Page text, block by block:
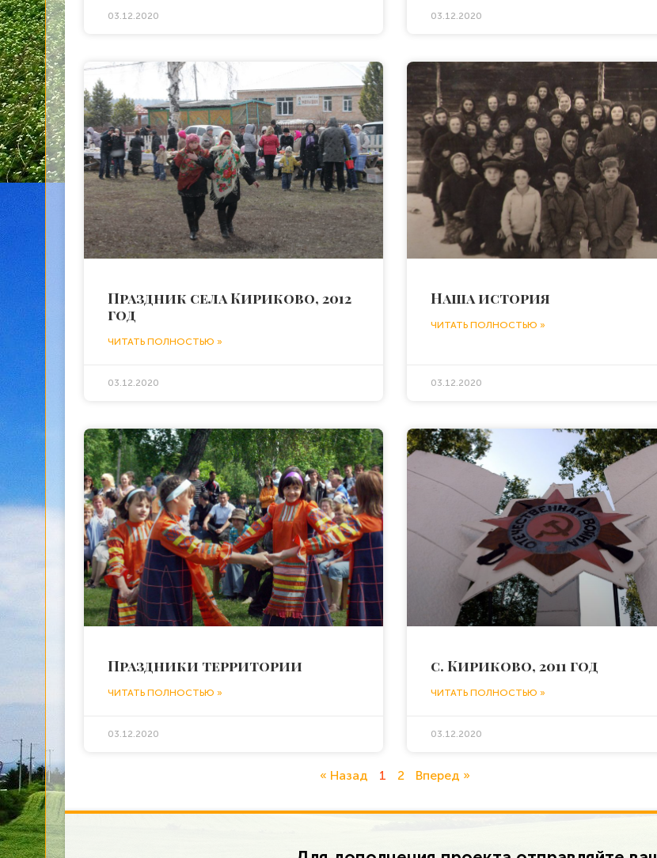
03.12.2020 03.12.2020
Праздник села Кириково, 2012
год
ЧИТАТЬ ПОЛНОСТЬЮ »
03.12.2020
Наша история
ЧИТАТЬ ПОЛНОСТЬЮ »
03.12.2020
Праздники территории
ЧИТАТЬ ПОЛНОСТЬЮ »
03.12.2020
с. Кириково, 2011 год
ЧИТАТЬ ПОЛНОСТЬЮ »
03.12.2020
« Назад 1 2 Вперед »